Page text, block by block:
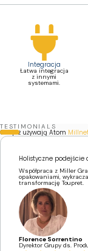
Integracja
Łatwa integracja
z innymi
systemami.
TESTIMONIALS
Oni już używają Atom
Holistyczne
Współpraca z Miller
opakowaniami,
transformację Toupret.
Florence Sorrentino
Dyrektor Grupy ds.